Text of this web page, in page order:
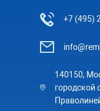
+7 (495)
140150,
городской